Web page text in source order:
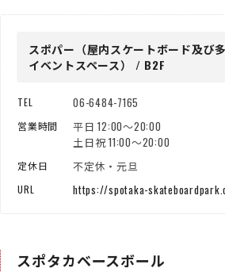
スポパー（屋内スケートボード及び
イベントスペース） / B2F
TEL 06-6484-7165
営業時間
平日 12:00～20:00
土日祝 11:00～20:00
定休日 不定休・元旦
URL https://spotaka-
スポタカベースボール